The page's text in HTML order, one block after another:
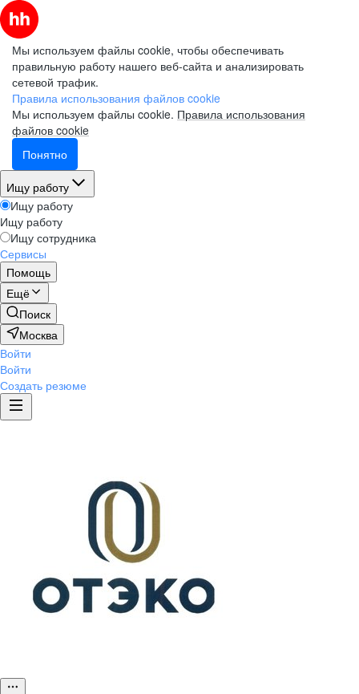
Мы используем файлы cookie, чтобы обеспечивать
правильную работу нашего веб-сайта и анализировать
сетевой трафик.
Правила использования файлов cookie
Мы используем файлы cookie. Правила использования
файлов cookie
Понятно
Ищу работу
Ищу работу
Ищу работу
Ищу сотрудника
Сервисы
Помощь
Ещё
Поиск
Москва
Войти
Войти
Создать резюме